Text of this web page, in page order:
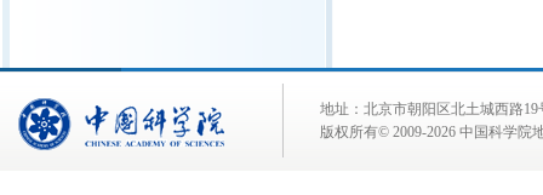
地址：北京市朝阳区北土城西路
版权所有© 2009-2026 中国科学院